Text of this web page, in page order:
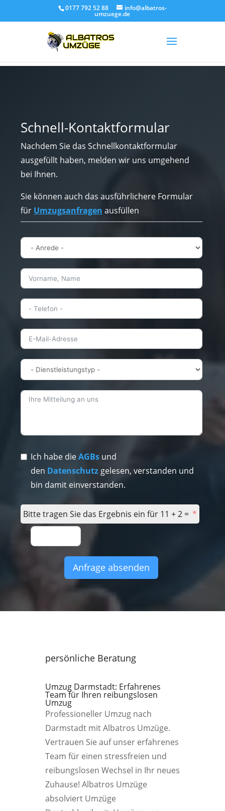
0177 792 52 88 info@albatros-
umzuege.de
Schnell-Kontaktformular
Nachdem Sie das Schnellkontaktformular
ausgefüllt haben, melden wir uns umgehend
bei Ihnen.
Sie können auch das ausführlichere Formular
für Umzugsanfragen ausfüllen
Ich habe dieAGBs und
den Datenschutzgelesen, verstanden und
bin damit einverstanden.
Bitte tragen Sie das Ergebnis ein für 11 + 2 =
Anfrage absenden
persönliche Beratung
Umzug Darmstadt: Erfahrenes
Team für Ihren reibungslosen
Umzug
Professioneller Umzug nach
Darmstadt mit Albatros Umzüge.
Vertrauen Sie auf unser erfahrenes
Team für einen stressfreien und
reibungslosen Wechsel in Ihr neues
Zuhause! Albatros Umzüge
absolviert Umzüge